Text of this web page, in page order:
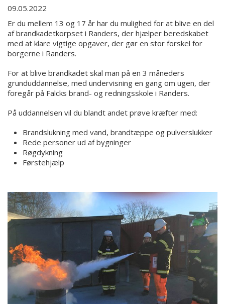
09.05.2022
Er du mellem 13 og 17 år har du mulighed for at blive en del
af brandkadetkorpset i Randers, der hjælper beredskabet
med at klare vigtige opgaver, der gør en stor forskel for
borgerne i Randers.
For at blive brandkadet skal man på en 3 måneders
grunduddannelse, med undervisning en gang om ugen, der
foregår på Falcks brand- og redningsskole i Randers.
På uddannelsen vil du blandt andet prøve kræfter med:
Brandslukning med vand, brandtæppe og pulverslukker
Rede personer ud af bygninger
Røgdykning
Førstehjælp